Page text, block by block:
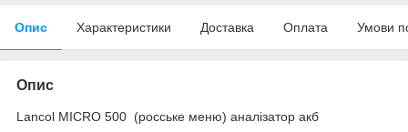
Опис Характеристики Доставка Оплата Умови
Опис
Lancol MICRO 500 (росське меню) аналізатор акб